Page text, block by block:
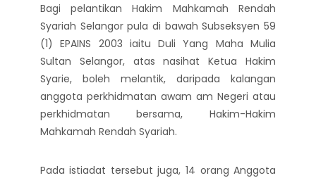
Bagi pelantikan Hakim Mahkamah Rendah
Syariah Selangor pula di bawah Subseksyen 59
(1) EPAINS 2003 iaitu Duli Yang Maha Mulia
Sultan Selangor, atas nasihat Ketua Hakim
Syarie, boleh melantik, daripada kalangan
anggota perkhidmatan awam am Negeri atau
perkhidmatan bersama, Hakim-Hakim
Mahkamah Rendah Syariah.
Pada istiadat tersebut juga, 14 orang Anggota